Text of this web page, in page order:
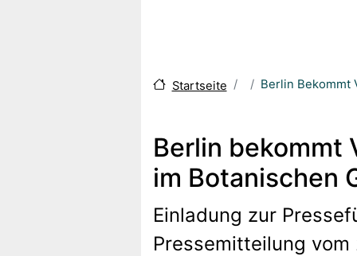
Startseite Berlin Bekommt
Berlin bekommt
im Botanischen
Einladung zur
Pressemitteilung vom